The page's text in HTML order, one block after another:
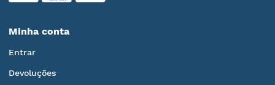
Minha conta
Entrar
Devoluções